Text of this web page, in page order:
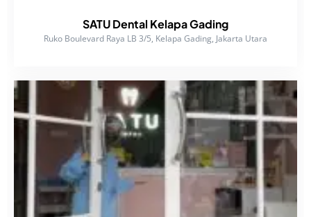
SATU Dental Kelapa Gading
Ruko Boulevard Raya LB 3/5, Kelapa Gading, Jakarta Utara